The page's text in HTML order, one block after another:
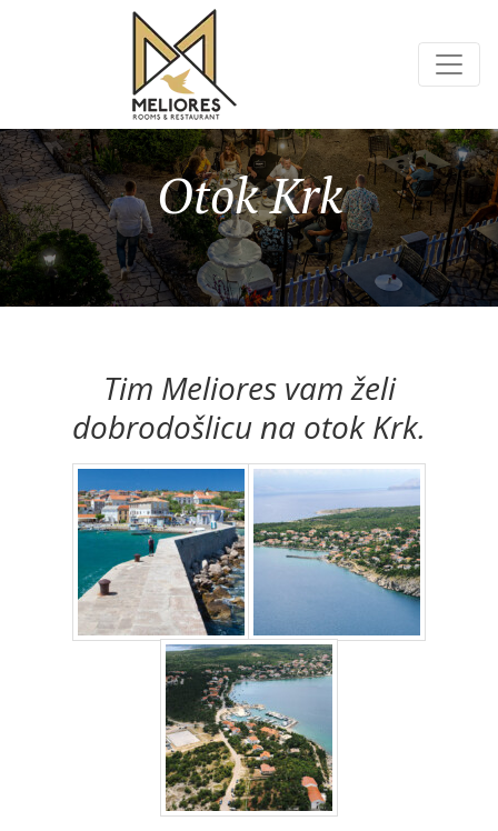
Otok Krk
Tim Meliores vam želi
dobrodošlicu na otok Krk.